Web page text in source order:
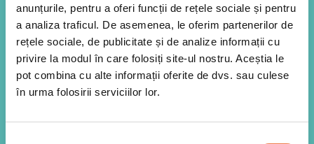
anunțurile, pentru a oferi funcții de rețele sociale și pentru
a analiza traficul. De asemenea, le oferim partenerilor de
rețele sociale, de publicitate și de analize informații cu
privire la modul în care folosiți site-ul nostru. Aceștia le
pot combina cu alte informații oferite de dvs. sau culese
în urma folosirii serviciilor lor.
Mod de preparare